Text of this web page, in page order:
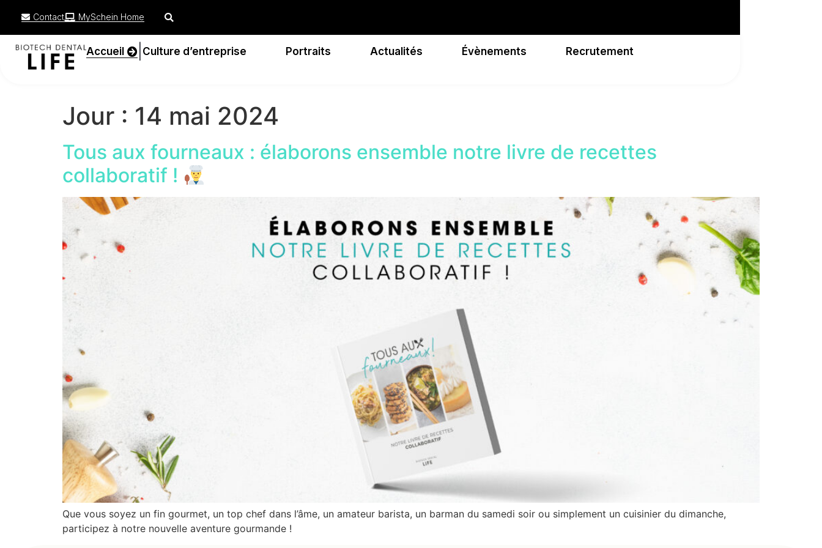
Contact MySchein Home
Accueil Culture d’entreprise Portraits Actualités Évènements Recrutement
Jour : 14 mai 2024
Tous aux fourneaux : élaborons ensemble notre livre de recettes
collaboratif !
Que vous soyez un fin gourmet, un top chef dans l’âme, un amateur barista, un barman du samedi soir ou simplement un cuisinier du dimanche,
participez à notre nouvelle aventure gourmande !